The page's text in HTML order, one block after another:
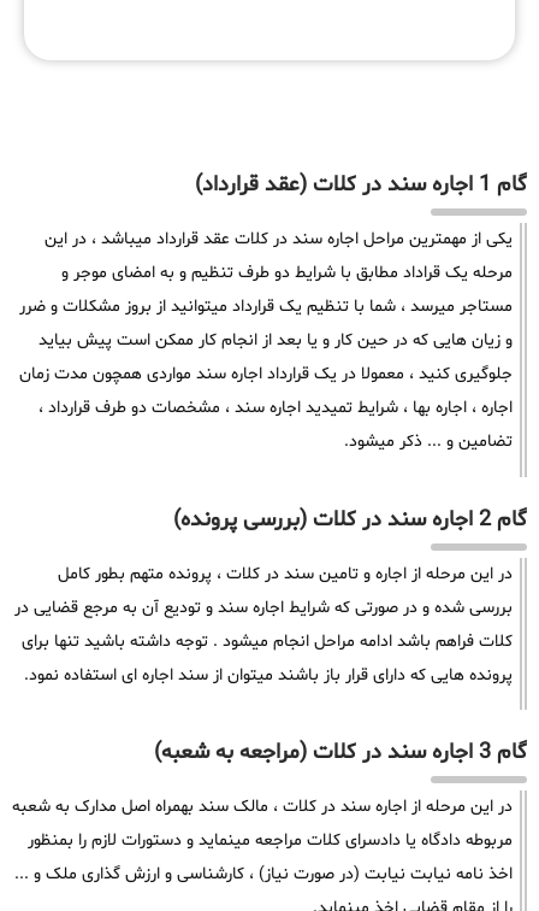
گام 1 اجاره سند در کلات (عقد قرارداد)
یکی از مهمترین مراحل اجاره سند در کلات عقد قرارداد میباشد ، در این
مرحله یک قراداد مطابق با شرایط دو طرف تنظیم و به امضای موجر و
مستاجر میرسد ، شما با تنظیم یک قرارداد میتوانید از بروز مشکلات و ضرر
و زیان هایی که در حین کار و یا بعد از انجام کار ممکن است پیش بیاید
جلوگیری کنید ، معمولا در یک قرارداد اجاره سند مواردی همچون مدت زمان
اجاره ، اجاره بها ، شرایط تمیدید اجاره سند ، مشخصات دو طرف قرارداد ،
تضامین و ... ذکر میشود.
گام 2 اجاره سند در کلات (بررسی پرونده)
در این مرحله از اجاره و تامین سند در کلات ، پرونده متهم بطور کامل
بررسی شده و در صورتی که شرایط اجاره سند و تودیع آن به مرجع قضایی در
کلات فراهم باشد ادامه مراحل انجام میشود . توجه داشته باشید تنها برای
پرونده هایی که دارای قرار باز باشند میتوان از سند اجاره ای استفاده نمود.
گام 3 اجاره سند در کلات (مراجعه به شعبه)
در این مرحله از اجاره سند در کلات ، مالک سند بهمراه اصل مدارک به شعبه
مربوطه دادگاه یا دادسرای کلات مراجعه مینماید و دستورات لازم را بمنظور
اخذ نامه نیابت نیابت (در صورت نیاز) ، کارشناسی و ارزش گذاری ملک و ...